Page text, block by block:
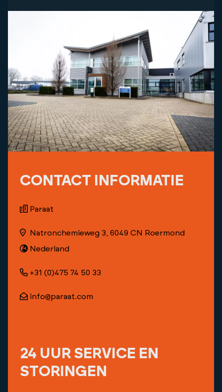
CONTACT INFORMATIE
Paraat
Natronchemieweg 3, 6049 CN Roermond
Nederland
+31 (0)475 74 50 33
info@paraat.com
24 UUR SERVICE EN
STORINGEN